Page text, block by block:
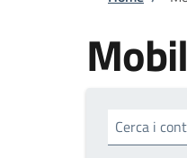
Cerca i